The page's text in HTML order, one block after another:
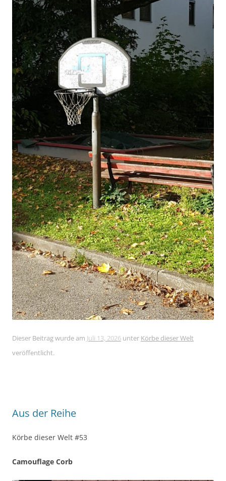
Dieser Beitrag wurde am Juli 13, 2026 unter Körbe dieser Welt
veröffentlicht.
Aus der Reihe
Körbe dieser Welt #53
Camouflage Corb